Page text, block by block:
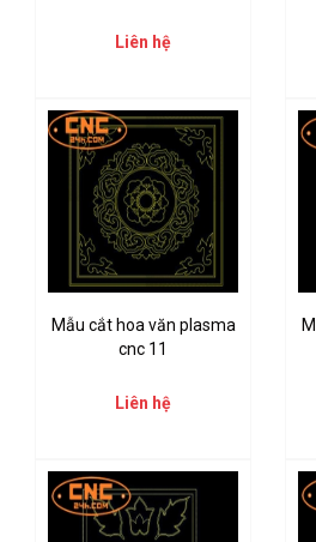
Liên hệ
Mẫu cắt hoa văn plasma
cnc 11
Liên hệ